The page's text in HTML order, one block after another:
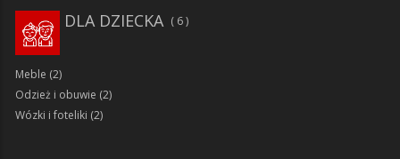
6
DLA DZIECKA
Meble (2)
Odzież i obuwie (2)
Wózki i foteliki (2)